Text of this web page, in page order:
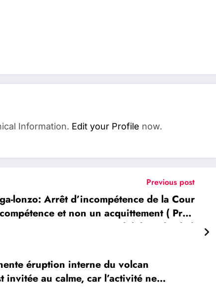
Information. Edit your Profile now.
Previous post
lonzo: Arrêt d’incompétence de la Cour
et non un acquittement ( Prof.
Adolphe Kilomba)
éruption interne du volcan
au calme, car l’activité ne